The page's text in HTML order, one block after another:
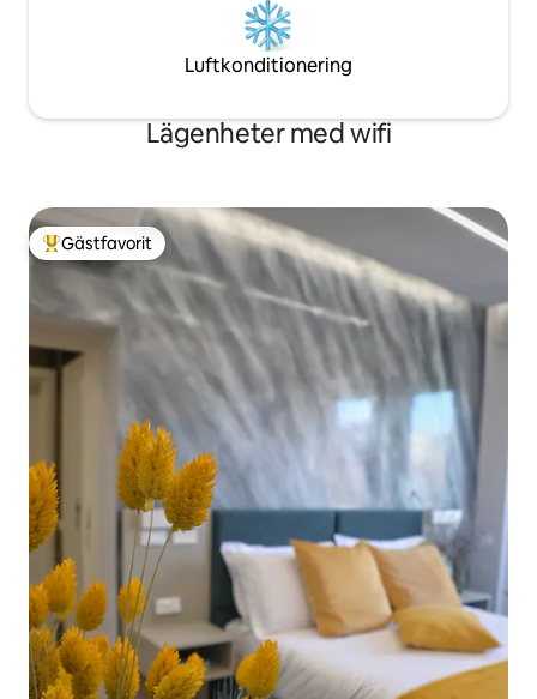
Luftkonditionering
Lägenheter med wifi
Populär gästfavorit
Gästfavorit